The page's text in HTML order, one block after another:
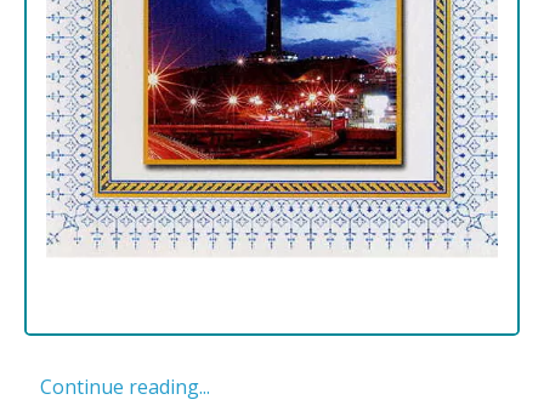
Continue reading...